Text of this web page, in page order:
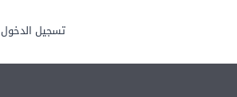
تسجيل الدخول